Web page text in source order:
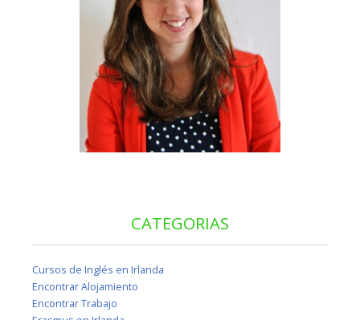
CATEGORIAS
Cursos de Inglés en Irlanda
Encontrar Alojamiento
Encontrar Trabajo